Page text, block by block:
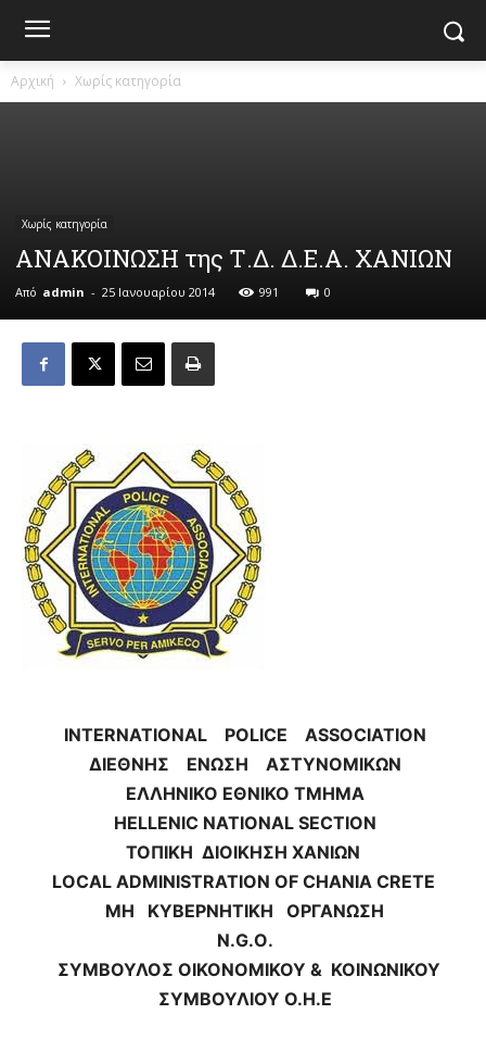
Αρχική Χωρίς κατηγορία
Χωρίς κατηγορία
ΑΝΑΚΟΙΝΩΣΗ της Τ.Δ. Δ.Ε.Α. ΧΑΝΙΩΝ
Από admin - 25 Ιανουαρίου 2014 991 0
INTERNATIONAL POLICE ASSOCIATION
ΔΙΕΘΝΗΣ
ΕΝΩΣΗ
ΑΣΤΥΝΟΜΙΚΩΝ
ΕΛΛΗΝΙΚΟ ΕΘΝΙΚΟ ΤΜΗΜΑ
HELLENIC NATIONAL SECTION
ΤΟΠΙΚΗ ΔΙΟΙΚΗΣΗ ΧΑΝΙΩΝ
LOCAL ADMINISTRATION OF CHANIA CRETE
ΜΗ
ΚΥΒΕΡΝΗΤΙΚΗ
ΟΡΓΑΝΩΣΗ
N.G.O.
ΣΥΜΒΟΥΛΟΣ ΟΙΚΟΝΟΜΙΚΟΥ & ΚΟΙΝΩΝΙΚΟΥ
ΣΥΜΒΟΥΛΙΟΥ Ο.Η.Ε